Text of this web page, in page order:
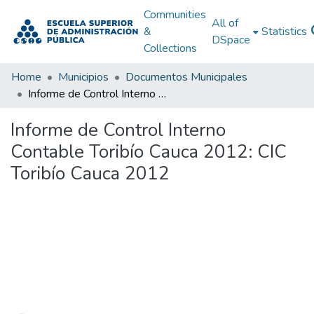
Communities
&
Collections
All of
DSpace
Statistics
Home Municipios
Documentos Municipales
Informe de Control Interno Contable Toribío Cauca 2012: CIC Toribío Cauca 2012
Informe de Control Interno
Contable Toribío Cauca 2012: CIC
Toribío Cauca 2012